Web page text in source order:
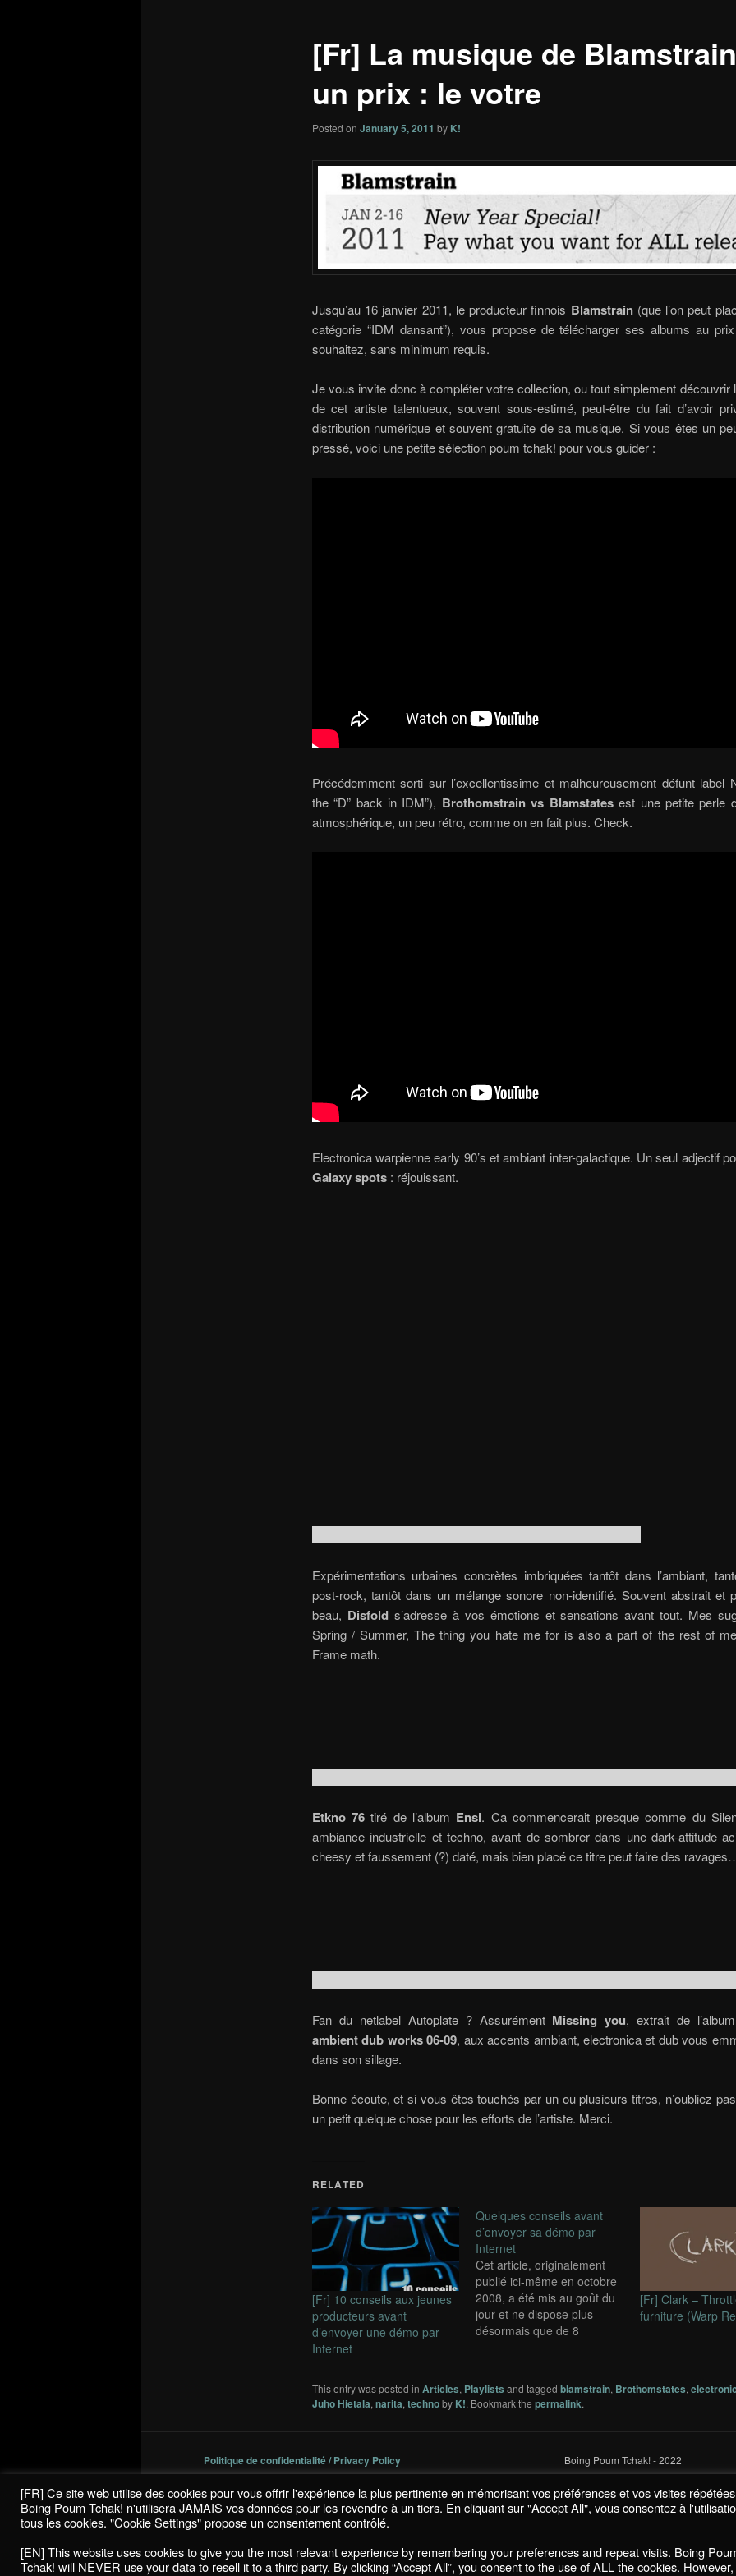
[Fr] La musique de
un prix : le votre
Posted on January 5, 2011 by K!
Jusqu’au 16 janvier 2011, le producteur finnois Blamstrain(que l’on peut
catégorie “IDM dansant”), vous propose de télécharger ses albums au
souhaitez, sans minimum requis.
Je vous invite donc à compléter votre collection, ou tout simplement découvrir
de cet artiste talentueux, souvent sous-estimé, peut-être du fait d’avoir
distribution numérique et souvent gratuite de sa musique. Si vous êtes un
pressé, voici une petite sélection poum tchak! pour vous guider :
Précédemment sorti sur l’excellentissime et malheureusement défunt label
the “D” back in IDM”), Brothomstrain vs Blamstatesest une petite perle
atmosphérique, un peu rétro, comme on en fait plus. Check.
Electronica warpienne early 90’s et ambiant inter-galactique. Un seul adjectif
Galaxy spots: réjouissant.
Expérimentations urbaines concrètes imbriquées tantôt dans l’ambiant,
post-rock, tantôt dans un mélange sonore non-identifié. Souvent abstrait et
beau, Disfolds’adresse à vos émotions et sensations avant tout. Mes
Spring / Summer, The thing you hate me for is also a part of the rest of
Frame math.
Etkno 76 tiré de l’album Ensi. Ca commencerait presque comme du
ambiance industrielle et techno, avant de sombrer dans une dark-attitude
cheesy et faussement (?) daté, mais bien placé ce titre peut faire des
Fan du netlabel Autoplate ? Assurément Missing you, extrait de
ambient dub works 06-09, aux accents ambiant, electronica et dub vous
dans son sillage.
Bonne écoute, et si vous êtes touchés par un ou plusieurs titres, n’oubliez
un petit quelque chose pour les efforts de l’artiste. Merci.
RELATED
[Fr] 10 conseils aux jeunes
producteurs avant
d’envoyer une démo par
Internet
Quelques conseils avant
d’envoyer sa démo par
Internet
Cet article, originalement
publié ici-même en octobre
2008, a été mis au goût du
jour et ne dispose plus
désormais que de 8
permis de faciliter un peu
plus la démarche. Les
[Fr] Clark –
furniture (Warp
This entry was posted in Articles, Playlists and tagged blamstrain, Brothomstates,
Juho Hietala, narita, technoby K!. Bookmark the permalink.
Politique de confidentialité / Privacy Policy Boing Poum Tchak! - 2022
[FR] Ce site web utilise des cookies pour vous offrir l'expérience la plus pertinente en mémorisant vos préférences et vos visites
Boing Poum Tchak! n'utilisera JAMAIS vos données pour les revendre à un tiers. En cliquant sur "Accept All", vous consentez à
tous les cookies. "Cookie Settings" propose un consentement contrôlé.
[EN] This website uses cookies to give you the most relevant experience by remembering your preferences and repeat visits. Boing
Tchak! will NEVER use your data to resell it to a third party. By clicking “Accept All”, you consent to the use of ALL the cookies. However,